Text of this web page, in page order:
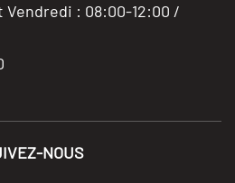
: 08:00-12:00 /
NOUS